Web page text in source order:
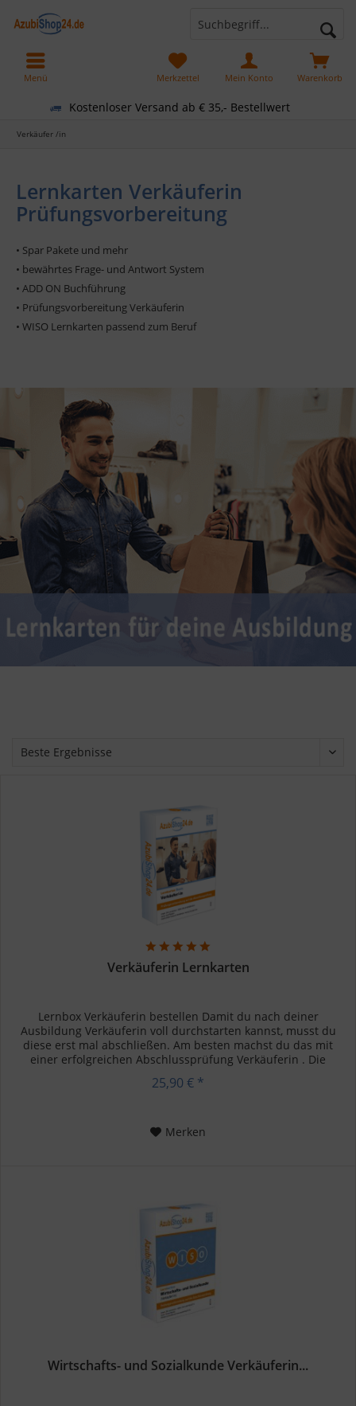
Kostenloser Versand ab € 35,- Bestellwert
Warenkorb
Merkzettel Mein Konto
Menü
Verkäufer /in
Lernkarten Verkäuferin
Prüfungsvorbereitung
• Spar Pakete und mehr
• bewährtes Frage- und Antwort System
• ADD ON Buchführung
• Prüfungsvorbereitung Verkäuferin
• WISO Lernkarten passend zum Beruf
Verkäuferin Lernkarten
Lernbox Verkäuferin bestellen Damit du nach deiner
Ausbildung Verkäuferin voll durchstarten kannst, musst du
diese erst mal abschließen. Am besten machst du das mit
einer erfolgreichen Abschlussprüfung Verkäuferin . Die
Prüfung ist schon...
25,90 € *
Merken
Wirtschafts- und Sozialkunde Verkäuferin...